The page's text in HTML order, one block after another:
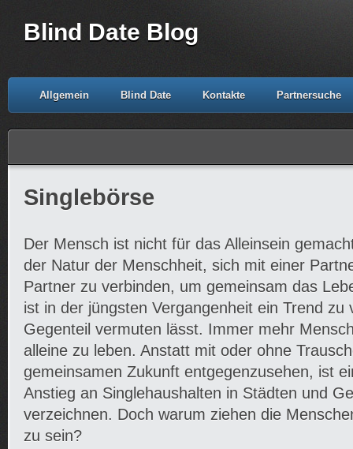
Blind Date Blog
Allgemein Blind Date Kontakte Partnersuche
Singlebörse
Der Mensch ist nicht für das Alleinsein
der Natur der Menschheit, sich mit einer
Partner zu verbinden, um gemeinsam das
ist in der jüngsten Vergangenheit ein Trend zu
Gegenteil vermuten lässt. Immer mehr
alleine zu leben. Anstatt mit oder ohne
gemeinsamen Zukunft entgegenzusehen, ist
Anstieg an Singlehaushalten in Städten und
verzeichnen. Doch warum ziehen die
zu sein?